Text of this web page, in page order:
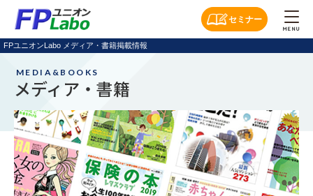
セミナー
MENU
FPユニオンLabo メディア・書籍掲載情報
MEDIA&BOOKS
メディア・書籍